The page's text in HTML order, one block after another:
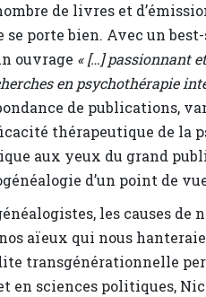
de livres et
se porte bien. Avec un
ouvrage « […] passionnant
en psychothérapie
de publications,
thérapeutique de la
aux yeux du grand
d’un point de
les causes de
aïeux qui nous
transgénérationnelle
sciences politiques,